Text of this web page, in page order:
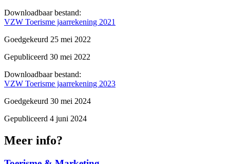
Downloadbaar bestand:
VZW Toerisme jaarrekening 2021
Goedgekeurd 25 mei 2022
Gepubliceerd 30 mei 2022
Downloadbaar bestand:
VZW Toerisme jaarrekening 2023
Goedgekeurd 30 mei 2024
Gepubliceerd 4 juni 2024
Meer info?